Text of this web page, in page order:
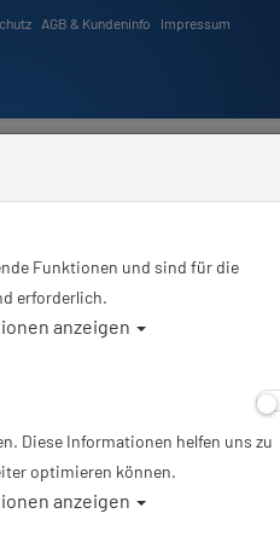
AGB & Kundeninfo Impressum
knob for Sony E mount 30mm f/3.5 Macro
Nauticam Sony
Focus/Zoom
Funktionen und sind für die
erforderlich.
anzeigen
Diese Informationen helfen uns zu
optimieren können.
anzeigen